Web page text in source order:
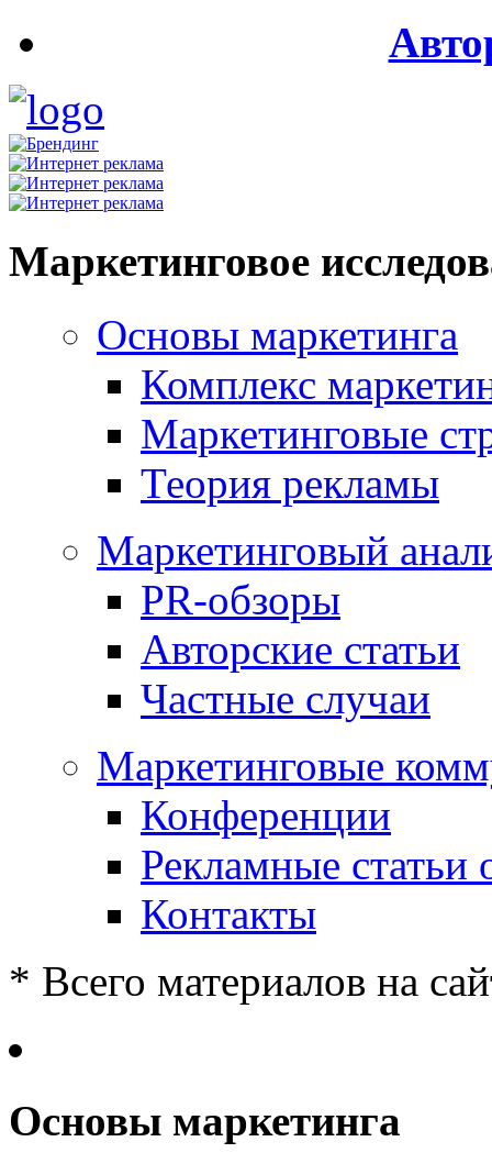
Маркетинговое
Основы маркетинга
Комплекс
Маркетинговые
Теория рекламы
Маркетинговый
PR-обзоры
Авторские статьи
Частные случаи
Маркетинговые
Конференции
Рекламные статьи
Контакты
* Всего материалов на
Основы маркетинга